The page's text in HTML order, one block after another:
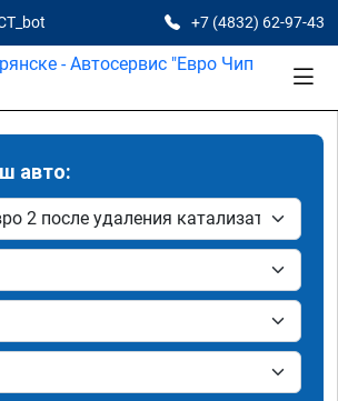
+7 (4832) 62-97-43
авто: